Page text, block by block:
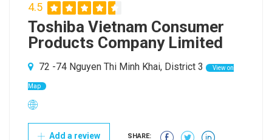
4.5
Toshiba Vietnam Consumer
Products Company Limited
72 -74 Nguyen Thi Minh Khai, District 3 View on
Map
Add a review SHARE: